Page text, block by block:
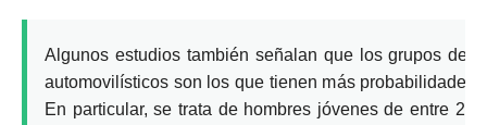
Algunos estudios también señalan que los grupos de
automovilísticos son los que tienen más probabilidades
En particular, se trata de hombres jóvenes de entre 20